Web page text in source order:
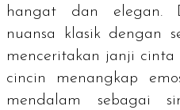
hangat dan elegan.
nuansa klasik dengan
menceritakan janji
cincin menangkap
mendalam sebagai